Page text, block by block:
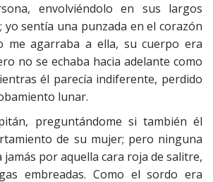
envolviéndolo en sus largos
yo sentía una punzada en el corazón
me agarraba a ella, su cuerpo era
no se echaba hacia adelante como
él parecía indiferente, perdido
lunar.
preguntándome si también él
de su mujer; pero ninguna
por aquella cara roja de salitre,
embreadas. Como el sordo era